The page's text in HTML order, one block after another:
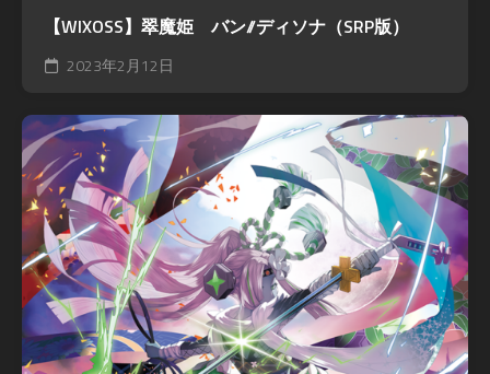
【WIXOSS】翠魔姫 バン//ディソナ（SRP版）
2023年2月12日